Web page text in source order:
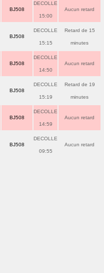
BJ508
DECOLLE
15:00
Aucun retard
BJ508
DECOLLE
15:15
Retard de 15
minutes
BJ508
DECOLLE
14:50
Aucun retard
BJ508
DECOLLE
15:19
Retard de 19
minutes
BJ508
DECOLLE
14:59
Aucun retard
BJ508
DECOLLE
09:55
Aucun retard